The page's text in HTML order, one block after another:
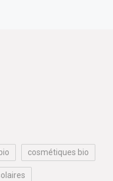
bio cosmétiques bio